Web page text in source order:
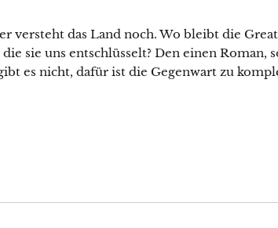
versteht das Land noch. Wo bleibt die Great
sie uns entschlüsselt? Den einen Roman,
es nicht, dafür ist die Gegenwart zu